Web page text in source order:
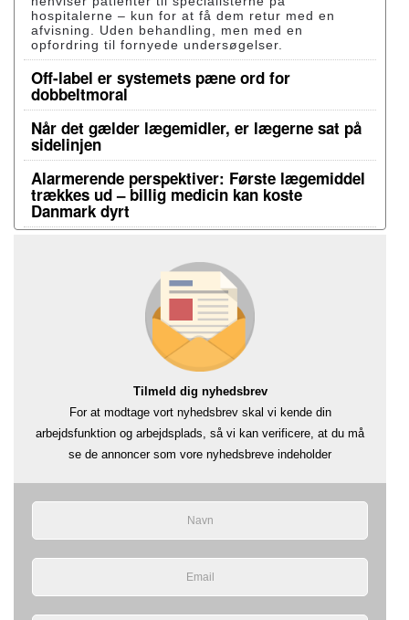
hospitalerne – kun for at få dem retur med en
afvisning. Uden behandling, men med en
opfordring til fornyede undersøgelser.
Off-label er systemets pæne ord for
dobbeltmoral
Når det gælder lægemidler, er lægerne sat på
sidelinjen
Alarmerende perspektiver: Første lægemiddel
trækkes ud – billig medicin kan koste
Danmark dyrt
Tilmeld dig nyhedsbrev
For at modtage vort nyhedsbrev skal vi kende din
arbejdsfunktion og arbejdsplads, så vi kan verificere, at du må
se de annoncer som vore nyhedsbreve indeholder